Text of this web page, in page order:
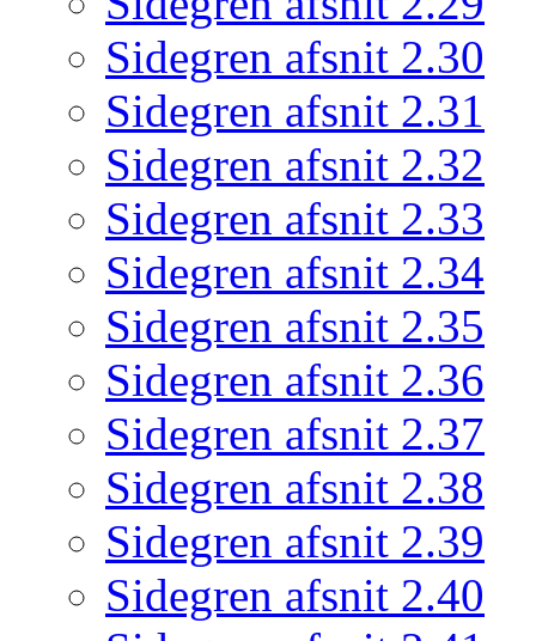
Sidegren afsnit 2.30
Sidegren afsnit 2.31
Sidegren afsnit 2.32
Sidegren afsnit 2.33
Sidegren afsnit 2.34
Sidegren afsnit 2.35
Sidegren afsnit 2.36
Sidegren afsnit 2.37
Sidegren afsnit 2.38
Sidegren afsnit 2.39
Sidegren afsnit 2.40